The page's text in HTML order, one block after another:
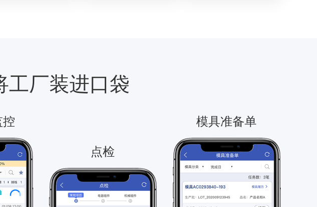
工厂装进口袋
控
点检
模具准备单